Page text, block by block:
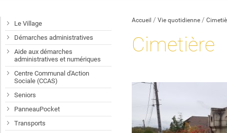
Accueil Vie quotidienne
Cimetière
Le Village
Démarches administratives
Aide aux démarches
administratives et numériques
Centre Communal d'Action
Sociale (CCAS)
Seniors
PanneauPocket
Transports